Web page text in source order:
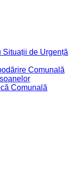
Situații de Urgență
Comunală
Comunală